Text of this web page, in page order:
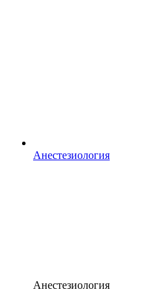
Анестезиология
Анестезиология